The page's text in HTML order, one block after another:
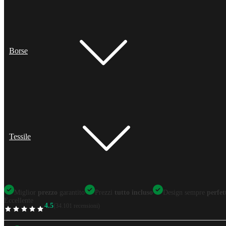
Borse
Tessile
Miglior prezzo garantito Prezzi tutto incluso Design sempre
Eccellente
TrustScore
4.5 (34.101 recensioni)